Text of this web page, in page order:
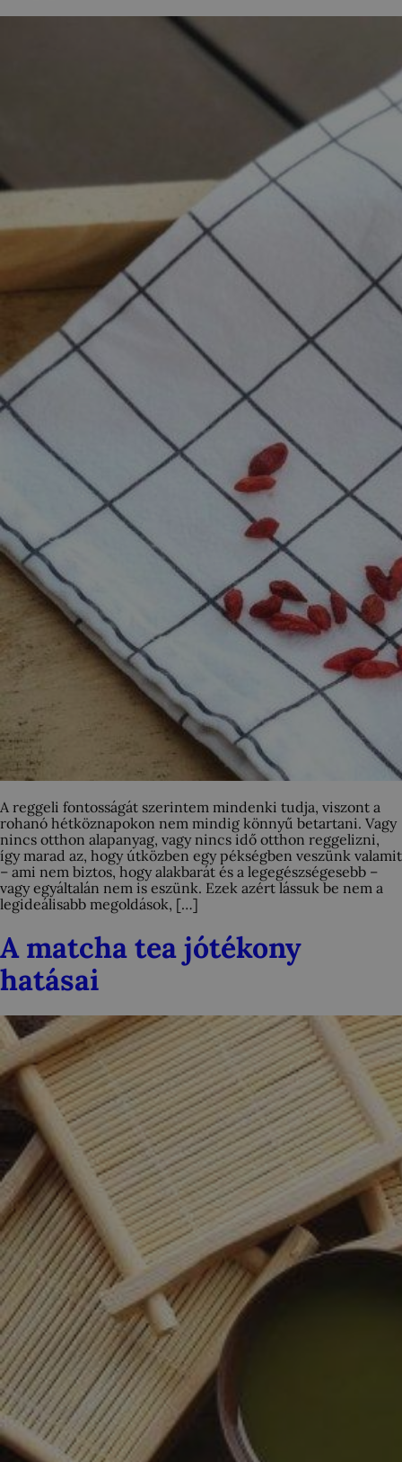
A reggeli fontosságát szerintem mindenki tudja, viszont a
rohanó hétköznapokon nem mindig könnyű betartani. Vagy
nincs otthon alapanyag, vagy nincs idő otthon reggelizni,
így marad az, hogy útközben egy pékségben veszünk valamit
– ami nem biztos, hogy alakbarát és a legegészségesebb –
vagy egyáltalán nem is eszünk. Ezek azért lássuk be nem a
legideálisabb megoldások, […]
A matcha tea jótékony
hatásai